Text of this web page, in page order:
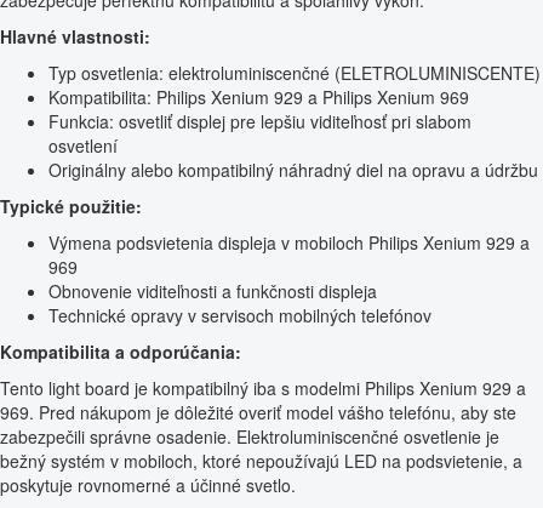
Hlavné vlastnosti:
Typ osvetlenia: elektroluminiscenčné (ELETROLUMINISCENTE)
Kompatibilita: Philips Xenium 929 a Philips Xenium 969
Funkcia: osvetliť displej pre lepšiu viditeľnosť pri slabom
osvetlení
Originálny alebo kompatibilný náhradný diel na opravu a údržbu
Typické použitie:
Výmena podsvietenia displeja v mobiloch Philips Xenium 929 a
969
Obnovenie viditeľnosti a funkčnosti displeja
Technické opravy v servisoch mobilných telefónov
Kompatibilita a odporúčania:
Tento light board je kompatibilný iba s modelmi Philips Xenium 929 a
969. Pred nákupom je dôležité overiť model vášho telefónu, aby ste
zabezpečili správne osadenie. Elektroluminiscenčné osvetlenie je
bežný systém v mobiloch, ktoré nepoužívajú LED na podsvietenie, a
poskytuje rovnomerné a účinné svetlo.